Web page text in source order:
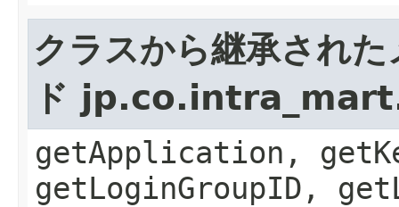
クラスから継承された
ド
getApplication,
getLoginGroupID,